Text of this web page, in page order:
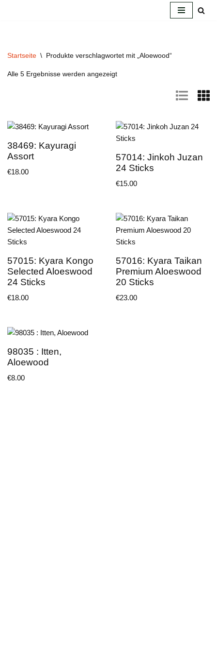
Startseite \ Produkte verschlagwortet mit „Aloewood“
Alle 5 Ergebnisse werden angezeigt
38469: Kayuragi
Assort
€18.00
57014: Jinkoh Juzan
24 Sticks
€15.00
57015: Kyara Kongo
Selected Aloeswood
24 Sticks
€18.00
57016: Kyara Taikan
Premium Aloeswood
20 Sticks
€23.00
98035 : Itten,
Aloewood
€8.00